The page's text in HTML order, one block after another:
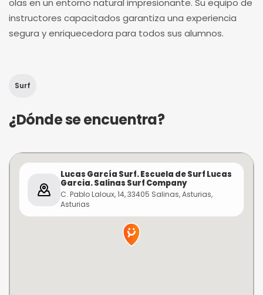
olas en un entorno natural impresionante. Su equipo de
instructores capacitados garantiza una experiencia
segura y enriquecedora para todos sus alumnos.
Surf
¿Dónde se encuentra?
Lucas García Surf. Escuela de Surf Lucas
Garcia. Salinas Surf Company
C. Pablo Laloux, 14, 33405 Salinas, Asturias,
Asturias